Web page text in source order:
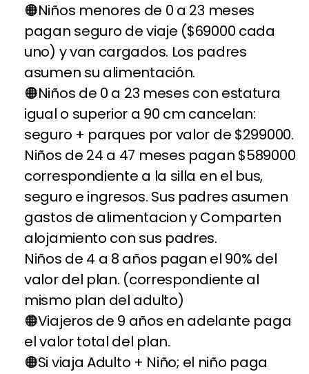
Niños menores de 0 a 23 meses
pagan seguro de viaje ($69000 cada
uno) y van cargados. Los padres
asumen su alimentación.
Niños de 0 a 23 meses con estatura
igual o superior a 90 cm cancelan:
seguro + parques por valor de $299000.
Niños de 24 a 47 meses pagan $589000
correspondiente a la silla en el bus,
seguro e ingresos. Sus padres asumen
gastos de alimentacion y Comparten
alojamiento con sus padres.
Niños de 4 a 8 años pagan el 90% del
valor del plan. (correspondiente al
mismo plan del adulto)
Viajeros de 9 años en adelante paga
el valor total del plan.
Si viaja Adulto + Niño; el niño paga